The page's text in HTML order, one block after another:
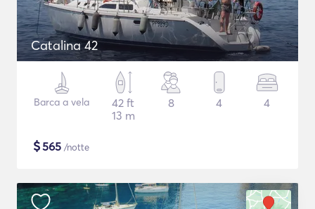
Catalina 42
Barca a vela
42 ft
13 m
8 4 4
$565 /notte